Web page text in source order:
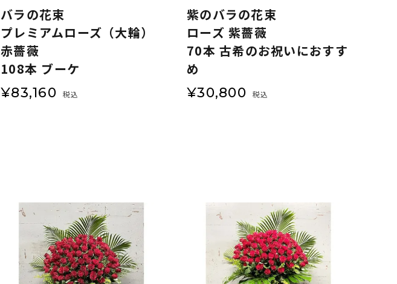
バラの花束
プレミアムローズ（大輪）
赤薔薇
108本 ブーケ
¥83,160 税込
紫のバラの花束
ローズ 紫薔薇
70本 古希のお祝いにおすす
め
¥30,800 税込